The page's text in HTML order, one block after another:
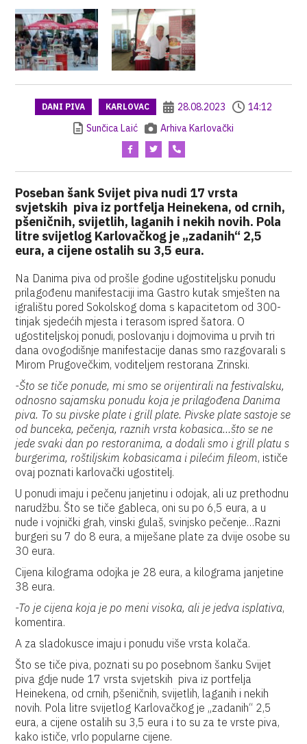
DANI PIVA KARLOVAC 28.08.2023
14:12
Sunčica Laić
Arhiva Karlovački
Poseban šank Svijet piva nudi 17 vrsta
svjetskih piva iz portfelja Heinekena, od crnih,
pšeničnih, svijetlih, laganih i nekih novih. Pola
litre svijetlog Karlovačkog je „zadanih“ 2,5
eura, a cijene ostalih su 3,5 eura.
Na Danima piva od prošle godine ugostiteljsku ponudu
prilagođenu manifestaciji ima Gastro kutak smješten na
igralištu pored Sokolskog doma s kapacitetom od 300-
tinjak sjedećih mjesta i terasom ispred šatora. O
ugostiteljskoj ponudi, poslovanju i dojmovima u prvih tri
dana ovogodišnje manifestacije danas smo razgovarali s
Mirom Prugovečkim, voditeljem restorana Zrinski.
-Što se tiče ponude, mi smo se orijentirali na festivalsku,
odnosno sajamsku ponudu koja je prilagođena Danima
piva. To su pivske plate i grill plate. Pivske plate sastoje se
od bunceka, pečenja, raznih vrsta kobasica…što se ne
jede svaki dan po restoranima, a dodali smo i grill platu s
burgerima, roštiljskim kobasicama i pilećim fileom, ističe
ovaj poznati karlovački ugostitelj.
U ponudi imaju i pečenu janjetinu i odojak, ali uz prethodnu
narudžbu. Što se tiče gableca, oni su po 6,5 eura, a u
nude i vojnički grah, vinski gulaš, svinjsko pečenje…Razni
burgeri su 7 do 8 eura, a miješane plate za dvije osobe su
30 eura.
Cijena kilograma odojka je 28 eura, a kilograma janjetine
38 eura.
-To je cijena koja je po meni visoka, ali je jedva isplativa,
komentira.
A za sladokusce imaju i ponudu više vrsta kolača.
Što se tiče piva, poznati su po posebnom šanku Svijet
piva gdje nude 17 vrsta svjetskih piva iz portfelja
Heinekena, od crnih, pšeničnih, svijetlih, laganih i nekih
novih. Pola litre svijetlog Karlovačkog je „zadanih“ 2,5
eura, a cijene ostalih su 3,5 eura i to su za te vrste piva,
kako ističe, vrlo popularne cijene.